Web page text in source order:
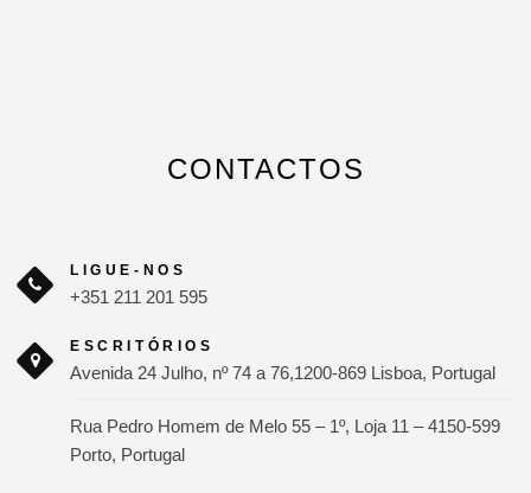
CONTACTOS
LIGUE-NOS
+351 211 201 595
ESCRITÓRIOS
Avenida 24 Julho, nº 74 a 76,1200-869 Lisboa, Portugal
Rua Pedro Homem de Melo 55 – 1º, Loja 11 – 4150-599
Porto, Portugal